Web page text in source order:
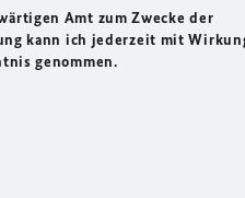
Amt zum Zwecke der
kann ich jederzeit mit
genommen.